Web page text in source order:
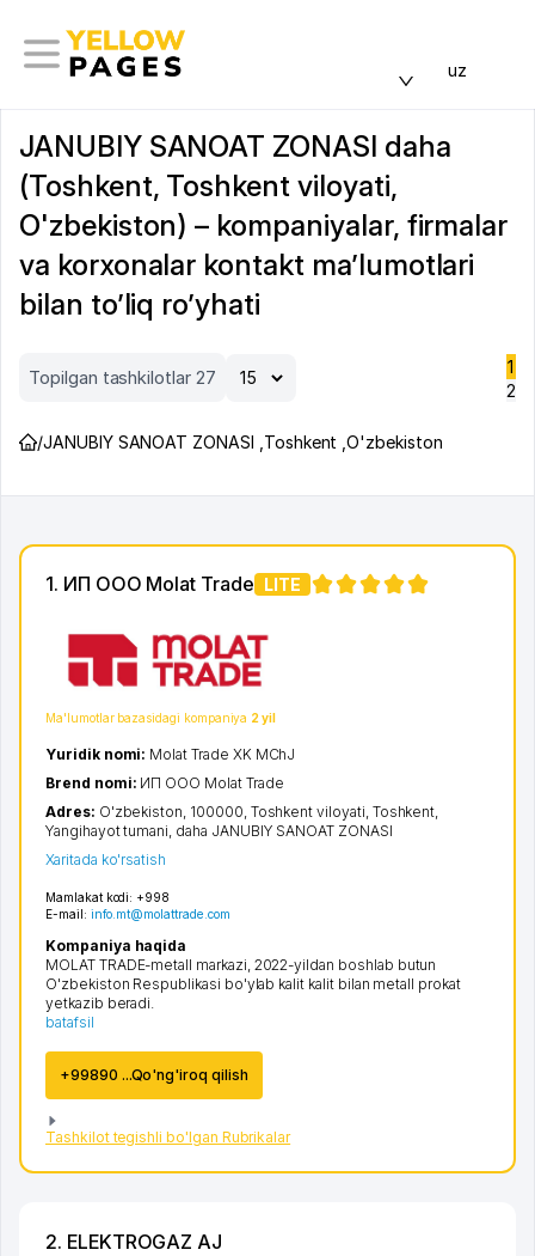
uz
JANUBIY SANOAT ZONASI daha
(Toshkent, Toshkent viloyati,
O'zbekiston) – kompaniyalar, firmalar
va korxonalar kontakt ma’lumotlari
bilan to’liq ro’yhati
Topilgan tashkilotlar 27
1
2
/JANUBIY SANOAT ZONASI Toshkent ,O'zbekiston
1. ИП ООО Molat Trade LITE
Ma'lumotlar bazasidagi kompaniya 2 yil
Mamlakat kodi: +998
E-mail: info.mt@molattrade.com
Kompaniya haqida
MOLAT TRADE-metall markazi, 2022-yildan boshlab butun
O'zbekiston Respublikasi bo'ylab kalit kalit bilan metall prokat
yetkazib beradi.
batafsil
+99890 ...Qo'ng'iroq qilish
Tashkilot tegishli bo'lgan Rubrikalar
Yuridik nomi: Molat Trade XK MChJ
Brend nomi: ИП ООО Molat Trade
Adres: O'zbekiston, 100000, Toshkent viloyati, Toshkent,
Yangihayot tumani, daha JANUBIY SANOAT ZONASI
Xaritada ko'rsatish
2. ELEKTROGAZ AJ